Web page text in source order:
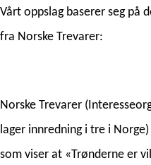
Vårt oppslag baserer seg på
fra Norske Trevarer:
Norske Trevarer
lager innredning i tre i
som viser at «Trønderne er